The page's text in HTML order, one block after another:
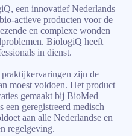
een innovatief Nederlands
actieve producten voor de
en complexe wonden
BiologiQ heeft
in dienst.
zijn de
moest voldoen. Het product
gemaakt bij BioMed
geregistreerd medisch
aan alle Nederlandse en
regelgeving.